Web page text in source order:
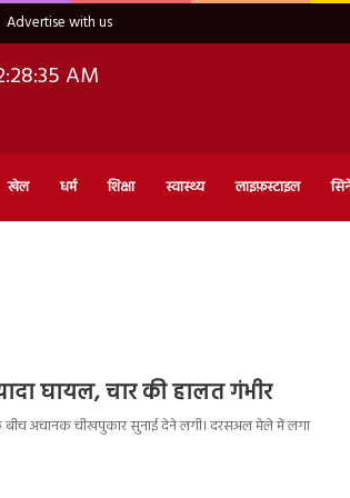
Advertise with us
AM
खेल धर्म शिक्षा स्वास्थ्य लाइफ़स्टाइल
घायल, चार की हालत गंभीर
बीच अचानक चीखपुकार सुनाई देने लगी। दरसअल मेले में लगा